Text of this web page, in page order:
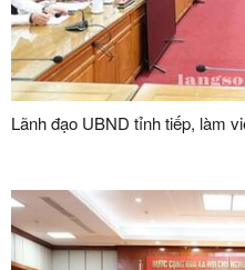
Lãnh đạo UBND tỉnh tiếp, làm